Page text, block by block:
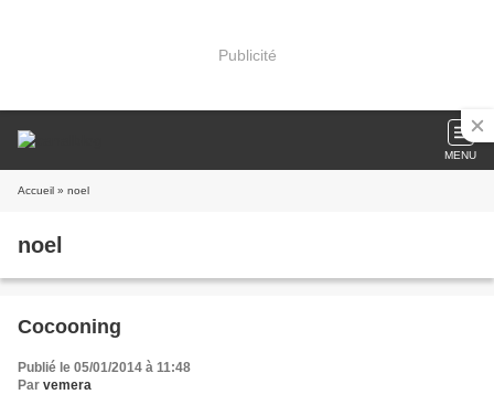
Publicité
MENU
Accueil » noel
noel
Cocooning
Publié le 05/01/2014 à 11:48
Par vemera